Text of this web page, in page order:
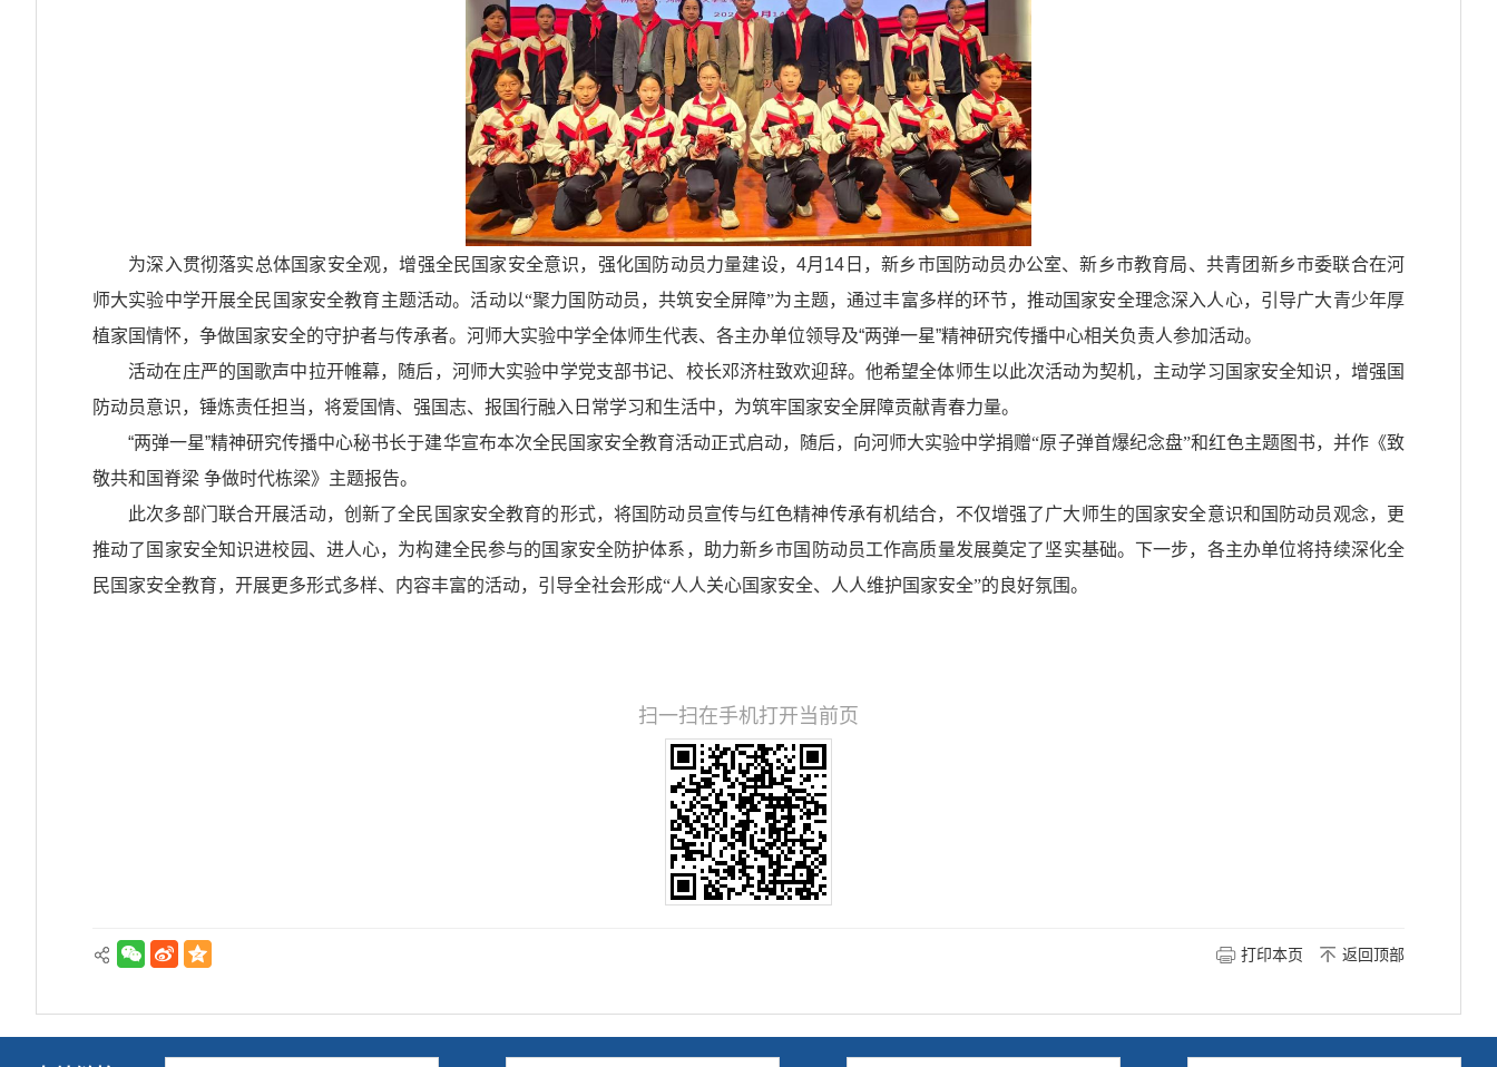
为深入贯彻落实总体国家安全观，增强全民国家安全意识，强化国防动员力量建设，4月 14 日 ，新乡市国防动员办公室、新乡市教育局、共青团新乡市委联合在河
师大实验中学开展全民国家安全教育主题活动。活动以“聚力国防动员，共筑安全屏障”为主题，通过丰富多样的环节，推动国家安全理念深入人心，引导广大青少年厚
植家国情怀，争做国家安全的守护者与传承者。河师大实验中学全体师生代表、各主办单位领导及“两弹一星”精神研究传播中心相关负责人参加活动。
活动在庄严的国歌声中拉开帷幕，随后，河师大实验中学党支部书记、校长邓济柱致欢迎辞。他希望全体师生以此次活动为契机，主动学习国家安全知识，增强 国
防动员意识，锤炼责任担当，将爱国情、强国志、报国行融入日常学习和生活中， 为筑牢国家安全屏障贡献青春力量。
“两弹一星”精神研究传播中心秘书长于建华宣布本次全民国家安全教育活动正式启动， 随后， 向河师大实验中学捐赠“原子弹首爆纪念盘”和红色主题图书， 并作《致
敬共和国脊梁 争做时代栋梁》主题报告。
此次多部门联合开展活动，创新了全民国家安全教育的形式，将国防动员宣传与红色精神传承有机结合，不仅增强了广大师生的国家安全意识和国防动员观念，更
推动了国家安全知识进校园、进人心，为构建全民参与的国家安全防护体系，助力新乡市国防动员工作高质量发展奠定了坚实基础。下一步，各主办单位将持续深化全
民国家安全教育，开展更多形式多样、内容丰富的活动，引导全社会形成“人人关心国家安全、人人维护国家安全”的良好氛围。
扫一扫在手机打开当前页
打印本页 返回顶部